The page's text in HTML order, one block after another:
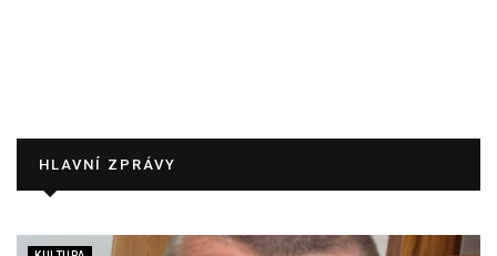
HLAVNÍ ZPRÁVY